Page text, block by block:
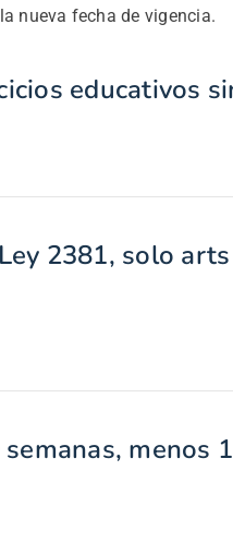
nueva fecha de vigencia.
educativos
2381, solo
menos